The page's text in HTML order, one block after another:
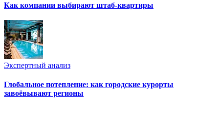
Как компании выбирают штаб-квартиры
Экспертный анализ
Глобальное потепление: как городские курорты
завоёвывают регионы